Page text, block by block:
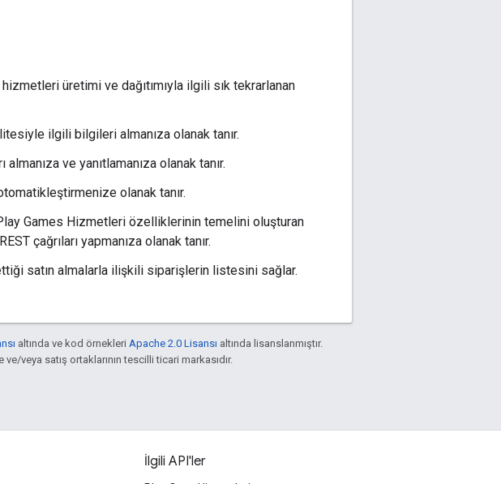
hizmetleri üretimi ve dağıtımıyla ilgili sık tekrarlanan
ilgili bilgileri almanıza olanak tanır.
ve yanıtlamanıza olanak tanır.
olanak tanır.
Games Hizmetleri özelliklerinin temelini oluşturan
çağrıları yapmanıza olanak tanır.
ettiği satın almalarla ilişkili siparişlerin listesini sağlar.
altında ve kod örnekleri Apache 2.0 Lisansı altında lisanslanmıştır.
veya satış ortaklarının tescilli ticari markasıdır.
İlgili API'ler